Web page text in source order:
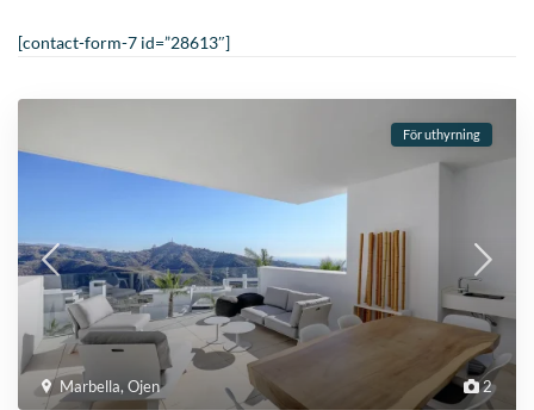
[contact-form-7 id=”28613″]
2
Marbella,Ojen
För uthyrning